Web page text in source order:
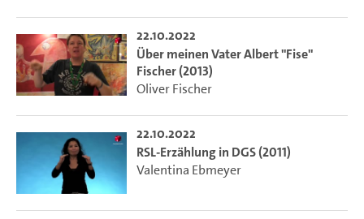
22.10.2022
Über meinen Vater Albert "Fise"
Fischer (2013)
Oliver Fischer
22.10.2022
RSL-Erzählung in DGS (2011)
Valentina Ebmeyer